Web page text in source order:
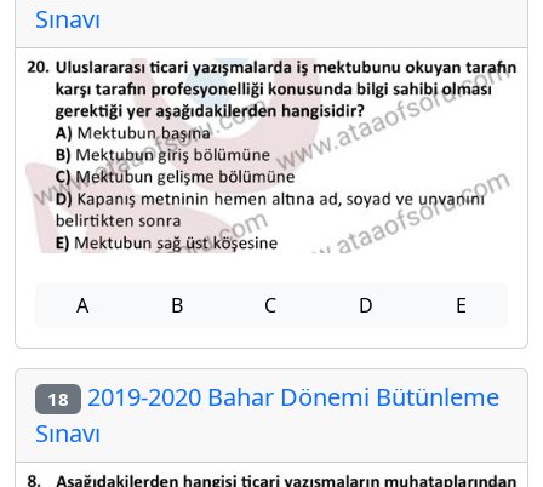
Sınavı
A B C D E
18 2019-2020 Bahar Dönemi Bütünleme
Sınavı